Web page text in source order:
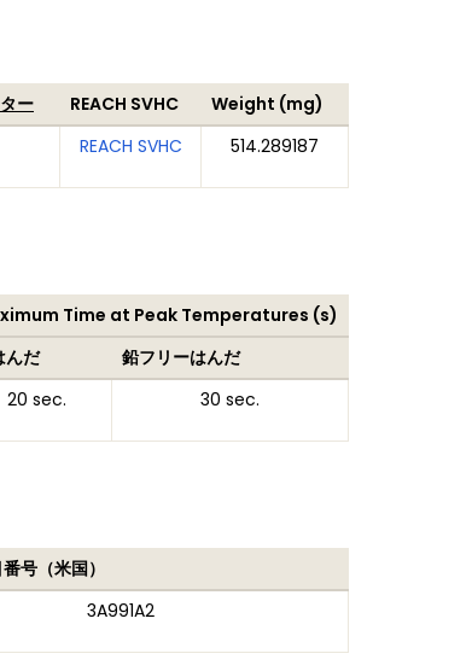
ー REACH SVHC
Weight (mg)
REACH SVHC 514.289187
Time at Peak Temperatures (s)
んだ
鉛フリーはんだ
20 sec. 30 sec.
号（米国）
3A991A2